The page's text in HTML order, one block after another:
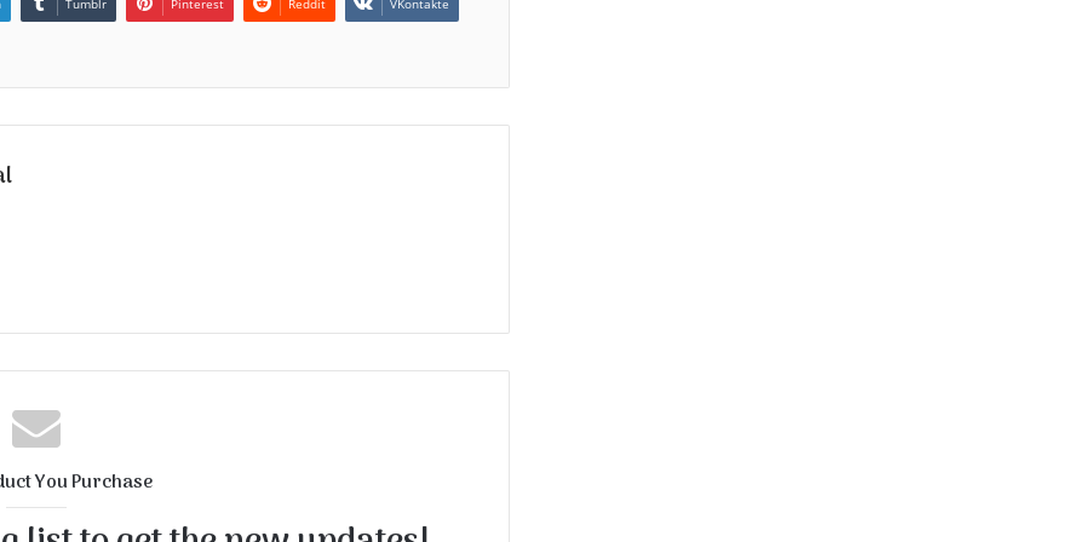
Tumblr Pinterest Reddit VKontakte
You Purchase